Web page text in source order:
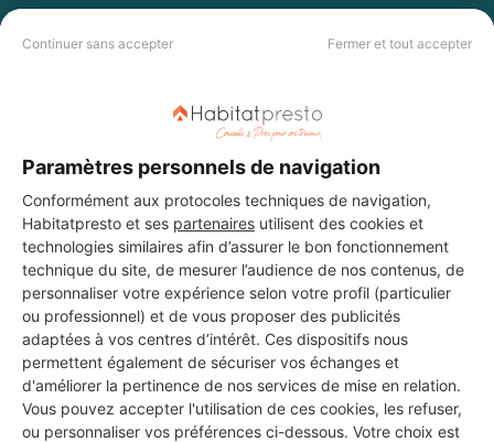
Continuer sans accepter Fermer et tout accepter
Paramètres personnels de navigation
Conformément aux protocoles techniques de navigation,
Habitatpresto et ses partenaires utilisent des cookies et
technologies similaires afin d’assurer le bon fonctionnement
technique du site, de mesurer l’audience de nos contenus, de
personnaliser votre expérience selon votre profil (particulier
ou professionnel) et de vous proposer des publicités
adaptées à vos centres d’intérêt. Ces dispositifs nous
permettent également de sécuriser vos échanges et
d'améliorer la pertinence de nos services de mise en relation.
Vous pouvez accepter l'utilisation de ces cookies, les refuser,
ou personnaliser vos préférences ci-dessous. Votre choix est
PAS LE TEMPS DE
CHERCHER ?
Vous souhaitez réaliser des travaux et ne savez quel professionnel
choisir ? Demandez des devis travaux
auprès de notre réseau de 5 000
professionnels partout en France.
DEMANDER UN DEVIS